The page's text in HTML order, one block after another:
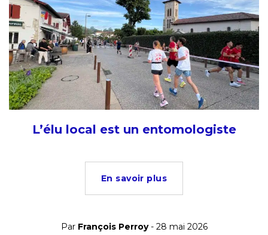
L’élu local est un entomologiste
En savoir plus
Par François Perroy- 28 mai 2026